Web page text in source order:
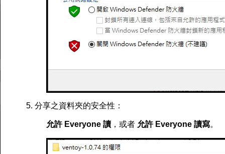
5. 分享之資料夾的安全性：
允許 Everyone 讀 ，或者 允許 Everyone 讀寫。